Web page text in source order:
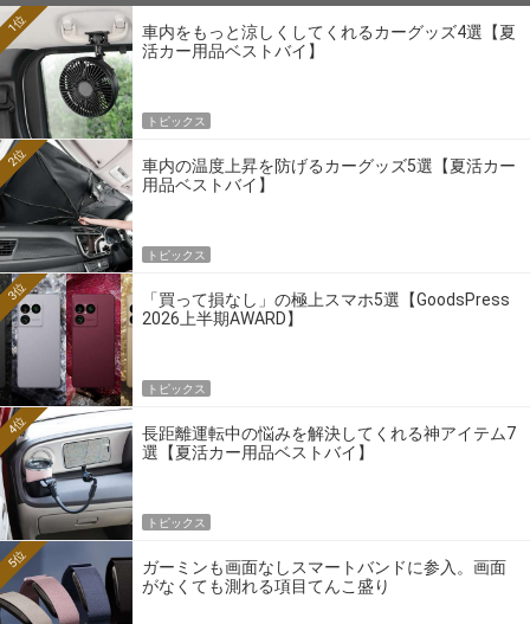
車内をもっと涼しくしてくれるカーグッズ4選【夏
活カー用品ベストバイ】
1位
トピックス
車内の温度上昇を防げるカーグッズ5選【夏活カー
用品ベストバイ】
2位
トピックス
「買って損なし」の極上スマホ5選【GoodsPress
2026上半期AWARD】
3位
トピックス
長距離運転中の悩みを解決してくれる神アイテム7
選【夏活カー用品ベストバイ】
4位
トピックス
ガーミンも画面なしスマートバンドに参入。画面
がなくても測れる項目てんこ盛り
5位